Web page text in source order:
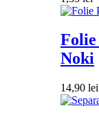
Folie
Noki
14,90 lei